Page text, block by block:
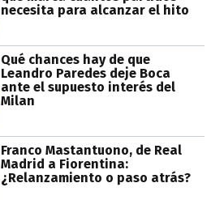
necesita para alcanzar el hito
Qué chances hay de que
Leandro Paredes deje Boca
ante el supuesto interés del
Milan
Franco Mastantuono, de Real
Madrid a Fiorentina:
¿Relanzamiento o paso atrás?